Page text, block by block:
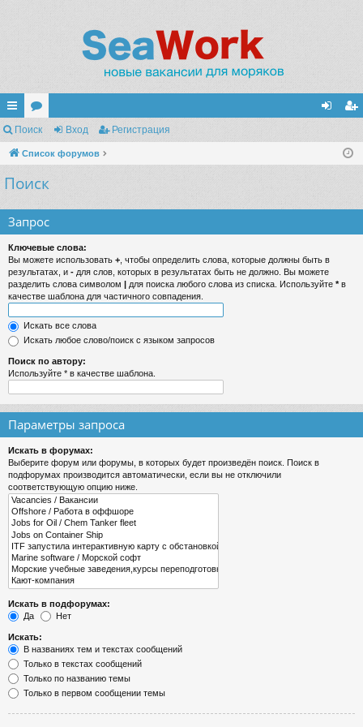
с
ы
лк
ор
ум
ы
ис
Поиск Вход Регистрация
Список форумов
Поиск
Запрос
Ключевые слова:
Вы можете использовать + , чтобы определить слова, которые должны быть в
результатах, и - для слов, которых в результатах быть не должно. Вы можете
разделить слова символом | для поиска любого слова из списка. Используйте *в
качестве шаблона для частичного совпадения.
Искать все слова
Искать любое слово/поиск с языком запросов
Поиск по автору:
Используйте * в качестве шаблона.
Параметры запроса
Искать в форумах:
Выберите форум или форумы, в которых будет произведён поиск. Поиск в
подфорумах производится автоматически, если вы не отключили
соответствующую опцию ниже.
Искать в подфорумах:
Да
Нет
Искать:
В названиях тем и текстах сообщений
Только в текстах сообщений
Только по названию темы
Только в первом сообщении темы